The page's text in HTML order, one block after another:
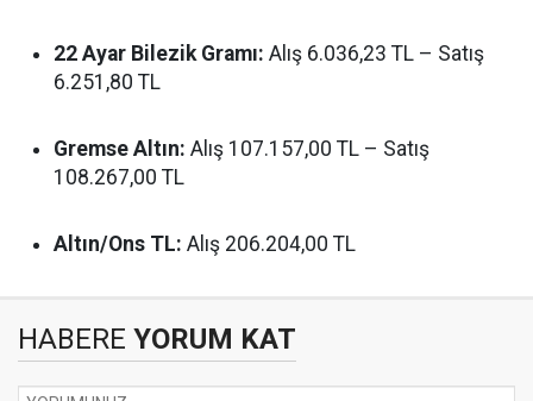
22 Ayar Bilezik Gramı: Alış 6.036,23 TL – Satış
6.251,80 TL
Gremse Altın: Alış 107.157,00 TL – Satış
108.267,00 TL
Altın/Ons TL: Alış 206.204,00 TL
HABERE YORUM KAT